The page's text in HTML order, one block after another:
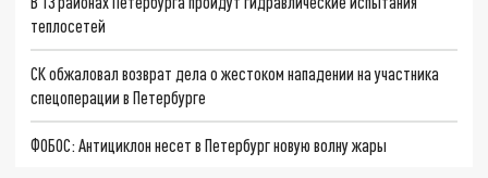
теплосетей
СК обжаловал возврат дела о жестоком нападении на участника
спецоперации в Петербурге
ФОБОС: Антициклон несет в Петербург новую волну жары